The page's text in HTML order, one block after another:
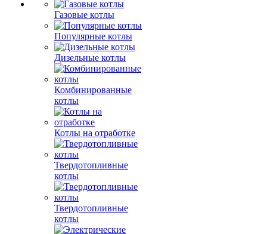
Газовые котлы
Популярные котлы
Дизельные котлы
Комбинированные
котлы
Котлы на отработке
Твердотопливные
котлы
Твердотопливные
котлы